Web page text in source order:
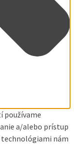
používame
a/alebo prístup
nám